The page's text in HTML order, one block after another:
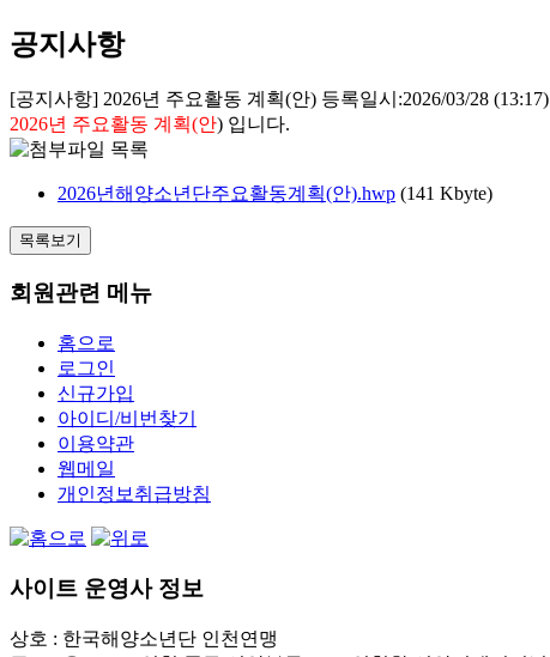
공지사항
[공지사항] 2026년 주요활동 계획(안) 등록일시:2026/03/28 (13:17)
2026년 주요활동 계획(안) 입니다.
2026년해양소년단주요활동계획(안).hwp (141 Kbyte)
목록보기
회원관련 메뉴
홈으로
로그인
신규가입
아이디/비번찾기
이용약관
웹메일
개인정보취급방침
사이트 운영사 정보
상호 : 한국해양소년단 인천연맹